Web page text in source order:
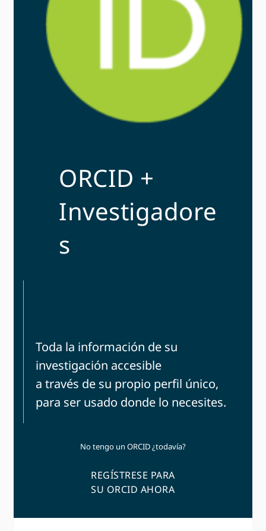
ORCID +
Investigadore
s
Toda la información de su
investigación accesible
a través de su propio perfil único,
para ser usado donde lo necesites.
No tengo un ORCID ¿todavía?
REGÍSTRESE PARA
SU ORCID AHORA